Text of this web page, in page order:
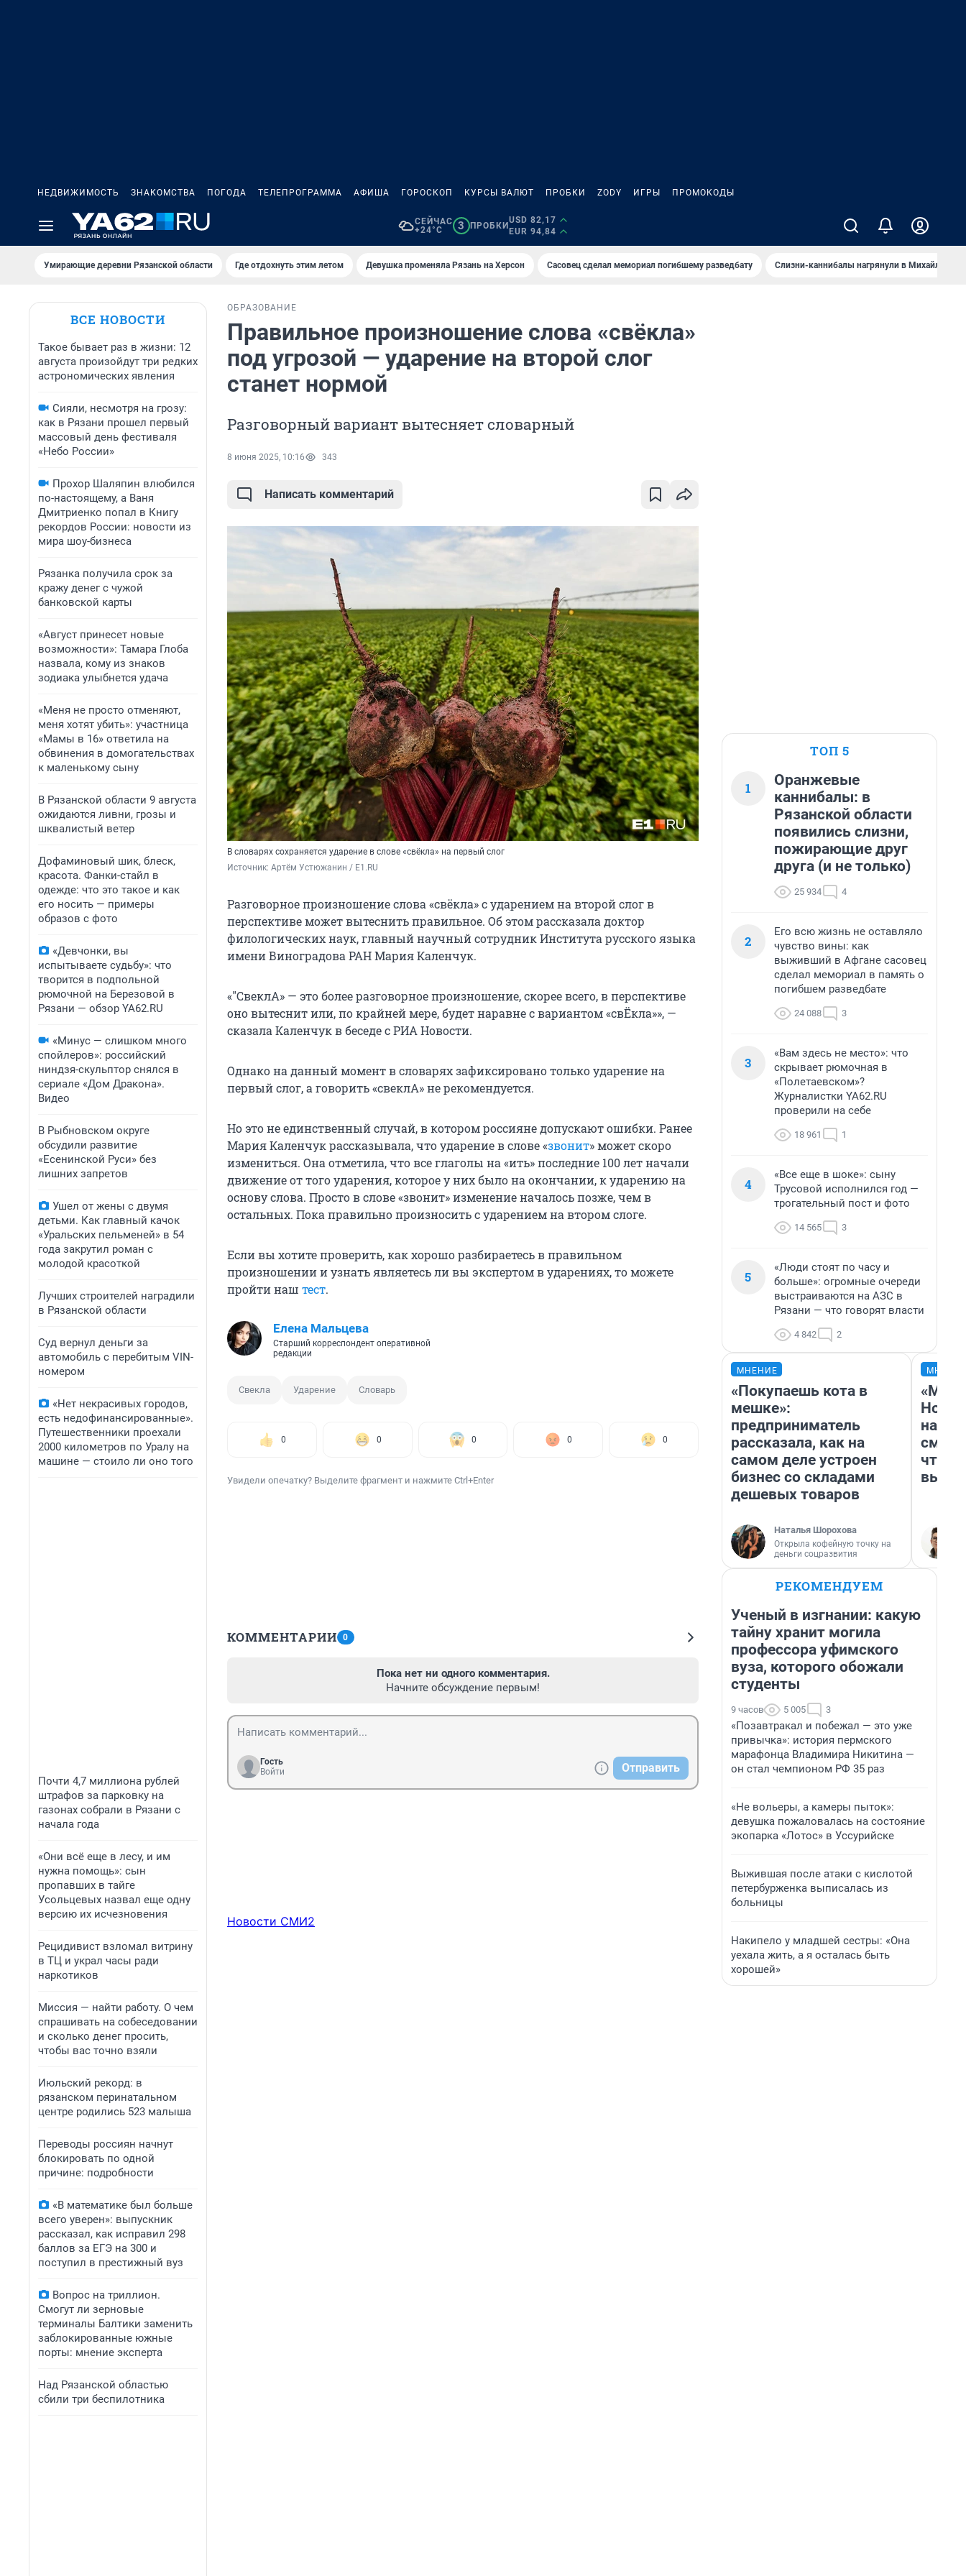
НЕДВИЖИМОСТЬ ЗНАКОМСТВА ПОГОДА ТЕЛЕПРОГРАММА АФИША ГОРОСКОП КУРСЫ ВАЛЮТ ПРОБКИ ZODY ИГРЫ ПРОМОКОДЫ
СЕЙЧАС
+24°C
3 ПРОБКИ
USD 82,17
EUR 94,84
Умирающие деревни Рязанской области Где отдохнуть этим летом Девушка променяла Рязань на Херсон Сасовец сделал мемориал погибшему разведбату Слизни-каннибалы нагрянули в Михайлов
ВСЕ НОВОСТИ
Такое бывает раз в жизни: 12
августа произойдут три редких
астрономических явления
Сияли, несмотря на грозу:
как в Рязани прошел первый
массовый день фестиваля
«Небо России»
Прохор Шаляпин влюбился
по-настоящему, а Ваня
Дмитриенко попал в Книгу
рекордов России: новости из
мира шоу-бизнеса
Рязанка получила срок за
кражу денег с чужой
банковской карты
«Август принесет новые
возможности»: Тамара Глоба
назвала, кому из знаков
зодиака улыбнется удача
«Меня не просто отменяют,
меня хотят убить»: участница
«Мамы в 16» ответила на
обвинения в домогательствах
к маленькому сыну
В Рязанской области 9 августа
ожидаются ливни, грозы и
шквалистый ветер
Дофаминовый шик, блеск,
красота. Фанки-стайл в
одежде: что это такое и как
его носить — примеры
образов с фото
«Девчонки, вы
испытываете судьбу»: что
творится в подпольной
рюмочной на Березовой в
Рязани — обзор YA62.RU
«Минус — слишком много
спойлеров»: российский
ниндзя-скульптор снялся в
сериале «Дом Дракона».
Видео
В Рыбновском округе
обсудили развитие
«Есенинской Руси» без
лишних запретов
Ушел от жены с двумя
детьми. Как главный качок
«Уральских пельменей» в 54
года закрутил роман с
молодой красоткой
Лучших строителей наградили
в Рязанской области
Суд вернул деньги за
автомобиль с перебитым VIN-
номером
«Нет некрасивых городов,
есть недофинансированные».
Путешественники проехали
2000 километров по Уралу на
машине — стоило ли оно того
Почти 4,7 миллиона рублей
штрафов за парковку на
газонах собрали в Рязани с
начала года
«Они всё еще в лесу, и им
нужна помощь»: сын
пропавших в тайге
Усольцевых назвал еще одну
версию их исчезновения
Рецидивист взломал витрину
в ТЦ и украл часы ради
наркотиков
Миссия — найти работу. О чем
спрашивать на собеседовании
и сколько денег просить,
чтобы вас точно взяли
Июльский рекорд: в
рязанском перинатальном
центре родились 523 малыша
Переводы россиян начнут
блокировать по одной
причине: подробности
«В математике был больше
всего уверен»: выпускник
рассказал, как исправил 298
баллов за ЕГЭ на 300 и
поступил в престижный вуз
Вопрос на триллион.
Смогут ли зерновые
терминалы Балтики заменить
заблокированные южные
порты: мнение эксперта
Над Рязанской областью
сбили три беспилотника
ОБРАЗОВАНИЕ
Правильное произношение слова «свёкла»
под угрозой — ударение на второй слог
станет нормой
Разговорный вариант вытесняет словарный
8 июня 2025, 10:16 343
Написать комментарий
В словарях сохраняется ударение в слове «свёкла» на первый слог
Источник: Артём Устюжанин / E1.RU
Разговорное произношение слова «свёкла» с ударением на второй слог в
перспективе может вытеснить правильное. Об этом рассказала доктор
филологических наук, главный научный сотрудник Института русского языка
имени Виноградова РАН Мария Каленчук.
«"СвеклА» — это более разговорное произношение, скорее всего, в перспективе
оно вытеснит или, по крайней мере, будет наравне с вариантом «свЁкла»», —
сказала Каленчук в беседе с РИА Новости.
Однако на данный момент в словарях зафиксировано только ударение на
первый слог, а говорить «свеклА» не рекомендуется.
Но это не единственный случай, в котором россияне допускают ошибки. Ранее
Мария Каленчук рассказывала, что ударение в слове «звонит» может скоро
измениться. Она отметила, что все глаголы на «ить» последние 100 лет начали
движение от того ударения, которое у них было на окончании, к ударению на
основу слова. Просто в слове «звонит» изменение началось позже, чем в
остальных. Пока правильно произносить с ударением на втором слоге.
Если вы хотите проверить, как хорошо разбираетесь в правильном
произношении и узнать являетесь ли вы экспертом в ударениях, то можете
пройти наш тест.
Елена Мальцева
Старший корреспондент оперативной
редакции
Свекла Ударение Словарь
0 0 0 0 0
Увидели опечатку? Выделите фрагмент и нажмите Ctrl+Enter
КОММЕНТАРИИ 0
Пока нет ни одного комментария.
Начните обсуждение первым!
Гость
Войти
Отправить
Новости СМИ2
ТОП 5
1
Оранжевые
каннибалы: в
Рязанской области
появились слизни,
пожирающие друг
друга (и не только)
25 934 4
2
Его всю жизнь не оставляло
чувство вины: как
выживший в Афгане сасовец
сделал мемориал в память о
погибшем разведбате
24 088 3
3
«Вам здесь не место»: что
скрывает рюмочная в
«Полетаевском»?
Журналистки YA62.RU
проверили на себе
18 961 1
4
«Все еще в шоке»: сыну
Трусовой исполнился год —
трогательный пост и фото
14 565 3
5
«Люди стоят по часу и
больше»: огромные очереди
выстраиваются на АЗС в
Рязани — что говорят власти
4 842 2
МНЕНИЕ
«Покупаешь кота в
мешке»:
предприниматель
рассказала, как на
самом деле устроен
бизнес со складами
дешевых товаров
Наталья Шорохова
Открыла кофейную точку на
деньги соцразвития
«Мы
РЕКОМЕНДУЕМ
Ученый в изгнании: какую
тайну хранит могила
профессора уфимского
вуза, которого обожали
студенты
9 часов 5 005 3
«Позавтракал и побежал — это уже
привычка»: история пермского
марафонца Владимира Никитина —
он стал чемпионом РФ 35 раз
«Не вольеры, а камеры пыток»:
девушка пожаловалась на состояние
экопарка «Лотос» в Уссурийске
Выжившая после атаки с кислотой
петербурженка выписалась из
больницы
Накипело у младшей сестры: «Она
уехала жить, а я осталась быть
хорошей»